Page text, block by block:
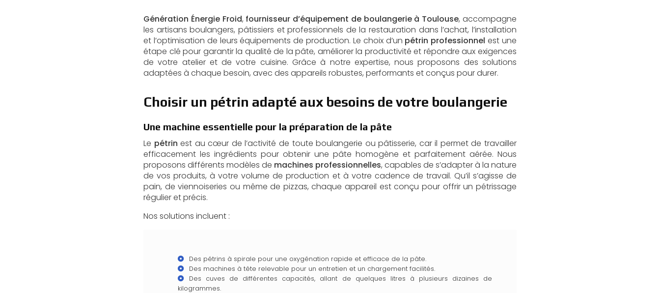
Génération Énergie Froid, fournisseur d’équipement de boulangerie à Toulouse, accompagne
les artisans boulangers, pâtissiers et professionnels de la restauration dans l’achat, l’installation
et l’optimisation de leurs équipements de production. Le choix d’un pétrin professionnel est une
étape clé pour garantir la qualité de la pâte, améliorer la productivité et répondre aux exigences
de votre atelier et de votre cuisine. Grâce à notre expertise, nous proposons des solutions
adaptées à chaque besoin, avec des appareils robustes, performants et conçus pour durer.
Choisir un pétrin adapté aux besoins de votre boulangerie
Une machine essentielle pour la préparation de la pâte
Le pétrin est au cœur de l’activité de toute boulangerie ou pâtisserie, car il permet de travailler
efficacement les ingrédients pour obtenir une pâte homogène et parfaitement aérée. Nous
proposons différents modèles de machines professionnelles, capables de s’adapter à la nature
de vos produits, à votre volume de production et à votre cadence de travail. Qu’il s’agisse de
pain, de viennoiseries ou même de pizzas, chaque appareil est conçu pour offrir un pétrissage
régulier et précis.
Nos solutions incluent :
Des pétrins à spirale pour une oxygénation rapide et efficace de la pâte.
Des machines à tête relevable pour un entretien et un chargement facilités.
Des cuves de différentes capacités, allant de quelques litres à plusieurs dizaines de
kilogrammes.